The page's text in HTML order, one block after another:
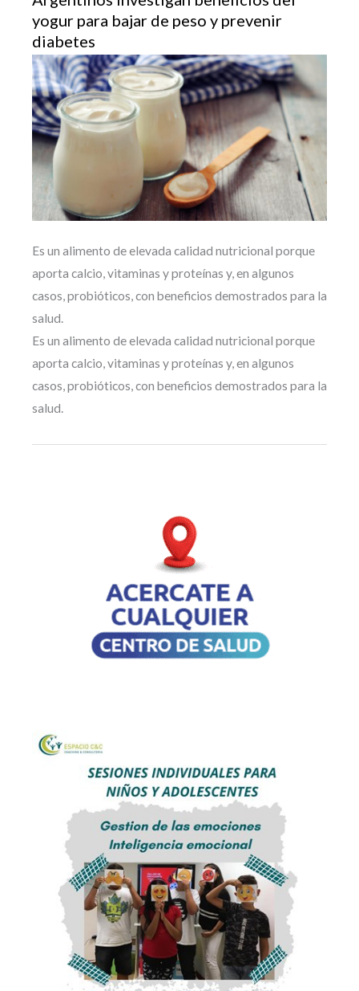
yogur para bajar de peso y prevenir
diabetes
Es un alimento de elevada calidad nutricional porque
aporta calcio, vitaminas y proteínas y, en algunos
casos, probióticos, con beneficios demostrados para la
salud.
Es un alimento de elevada calidad nutricional porque
aporta calcio, vitaminas y proteínas y, en algunos
casos, probióticos, con beneficios demostrados para la
salud.